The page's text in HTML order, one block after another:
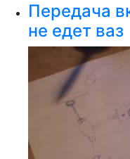
Передача
не едет ваз